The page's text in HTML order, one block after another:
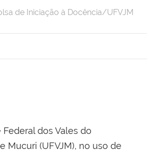
de Iniciação à Docência/UFVJM
dos Vales do
Mucuri (UFVJM), no uso de